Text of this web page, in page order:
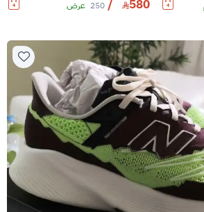
580
/
250 عرض